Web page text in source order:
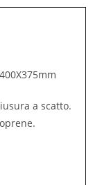
400X375mm
a scatto.